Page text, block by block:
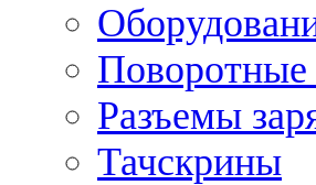
Разъемы
Тачскрины